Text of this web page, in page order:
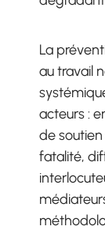
La
au travail
acteurs :
de soutien
fatalité,